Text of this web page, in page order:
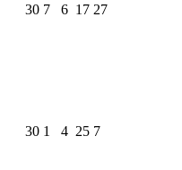
30 7 6 17 27
30 1 4 25 7